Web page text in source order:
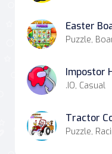
Easter
Puzzle,
Impostor
.IO, Casual
Tractor
Puzzle,